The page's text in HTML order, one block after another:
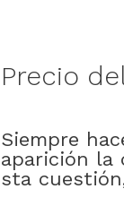
Precio
Siempre
aparición la
sta cuestión